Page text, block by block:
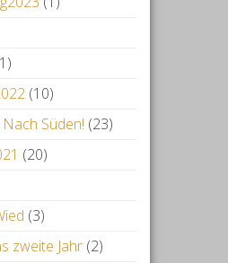
(10)
Süden! (23)
(20)
(3)
zweite Jahr(2)